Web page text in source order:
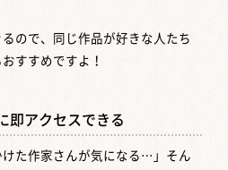
ので、同じ作品が好きな人たち
すすめですよ！
即アクセスできる
けた作家さんが気になる…」そん